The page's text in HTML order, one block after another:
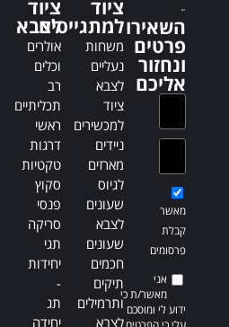
a
t
v
e
השאירו
פרטים
ונחזור
אליכם
מאשר
קבלת
פרסומים
אני
מאשר/ת כי
ידוע לי ומוסכם
ציוד
למתגייסים
משחות
נעליים
לצבא
ציוד
למכשירים
ניידים
מארזים
לגיוס
שעונים
לצבא
שעונים
חכמים
תיקים
ותרמילים
לצבא
ציוד
לצבא
אולרים
וכלים
רב
תכליתיים
ראשי
דרגות
טקטיות
סקוץ
פנסי
סריקה
תגי
יחידות
-
תג
יחידה